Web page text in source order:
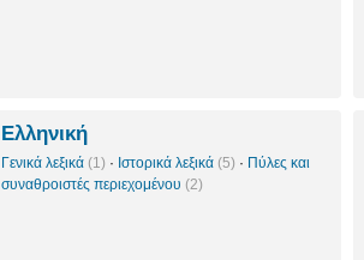
Ελληνική
Γενικά λεξικά (1) · Ιστορικά λεξικά (5) · Πύλες και
συναθροιστές περιεχομένου (2)